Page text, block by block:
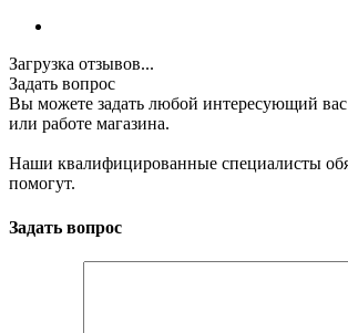
Загрузка отзывов...
Задать вопрос
Вы можете задать любой интересующий
или работе магазина.
Наши квалифицированные специалисты
помогут.
Задать вопрос